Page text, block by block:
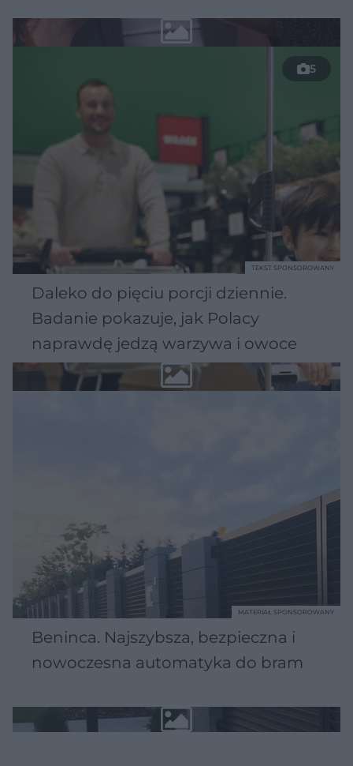
5
Daleko do pięciu porcji dziennie.
Badanie pokazuje, jak Polacy
naprawdę jedzą warzywa i owoce
TEKST SPONSOROWANY
Beninca. Najszybsza, bezpieczna i
nowoczesna automatyka do bram
MATERIAŁ SPONSOROWANY